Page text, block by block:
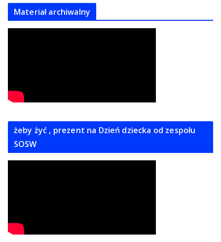
Materiał archiwalny
żeby żyć , prezent na Dzień dziecka od zespołu
SOSW